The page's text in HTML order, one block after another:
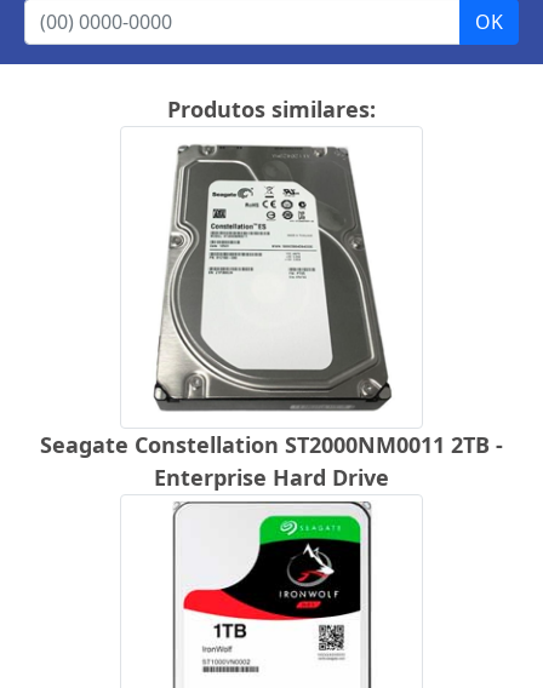
Produtos similares:
Seagate Constellation ST2000NM0011 2TB -
Enterprise Hard Drive